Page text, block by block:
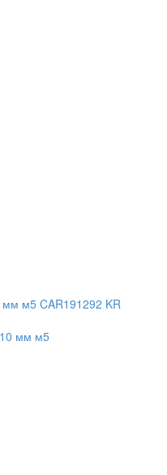
мм м5 CAR191292 KR